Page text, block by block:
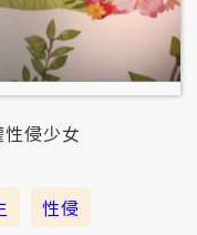
侵少女
性侵